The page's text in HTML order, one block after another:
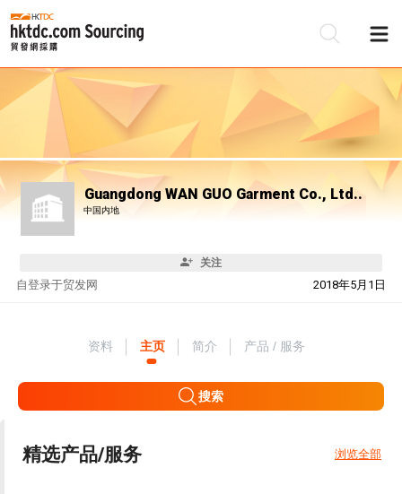
Guangdong WAN GUO Garment Co., Ltd..
中国内地
关注
自 2018年5月1日
登录于贸发网
资料 主页 简介 产品 / 服务
搜索
精选产品/服务 浏览全部